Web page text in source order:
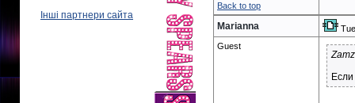
Інші партнери сайта
Back to top
Marianna
Guest